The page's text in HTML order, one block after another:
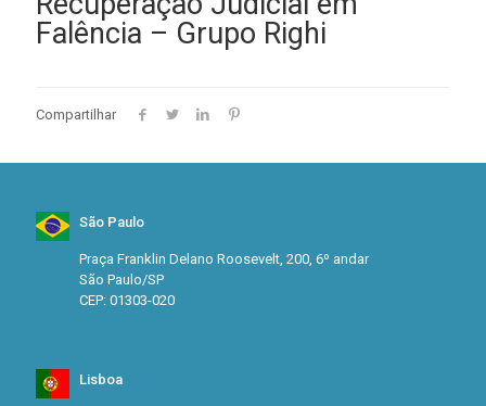
Falência – Grupo Righi
Compartilhar
São Paulo
Praça Franklin Delano Roosevelt, 200, 6º andar
São Paulo/SP
CEP: 01303-020
Lisboa